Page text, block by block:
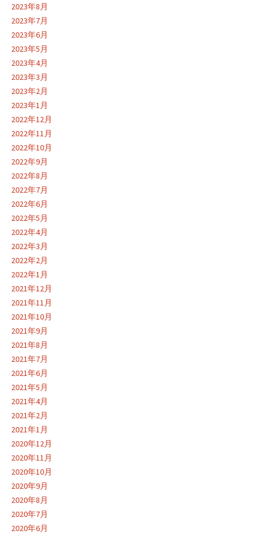
2023年8月
2023年7月
2023年6月
2023年5月
2023年4月
2023年3月
2023年2月
2023年1月
2022年12月
2022年11月
2022年10月
2022年9月
2022年8月
2022年7月
2022年6月
2022年5月
2022年4月
2022年3月
2022年2月
2022年1月
2021年12月
2021年11月
2021年10月
2021年9月
2021年8月
2021年7月
2021年6月
2021年5月
2021年4月
2021年2月
2021年1月
2020年12月
2020年11月
2020年10月
2020年9月
2020年8月
2020年7月
2020年6月